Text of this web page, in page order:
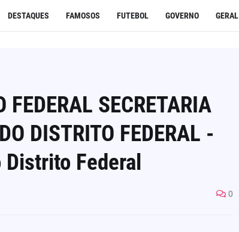
DESTAQUES FAMOSOS FUTEBOL GOVERNO GERAL
FEDERAL SECRETARIA
DISTRITO FEDERAL -
Federal
0